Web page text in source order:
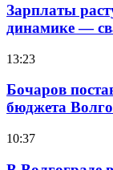
Зарплаты
динамике —
13:23
Бочаров
бюджета
10:37